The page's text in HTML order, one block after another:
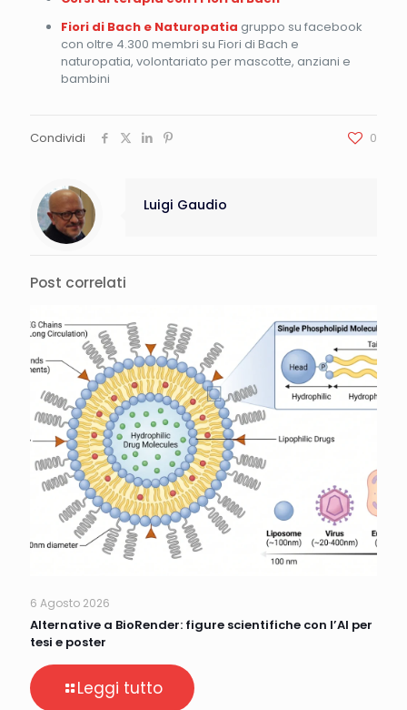
Fiori di Bach e Naturopatia gruppo su facebook
con oltre 4.300 membri su Fiori di Bach e
naturopatia, volontariato per mascotte, anziani e
bambini
Condividi 0
Luigi Gaudio
Post correlati
6 Agosto 2026
Alternative a BioRender: figure scientifiche con l’AI per
tesi e poster
Leggi tutto